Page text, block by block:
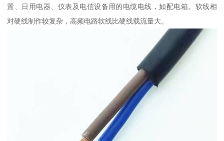
置、日用电器、仪表及电信设备用的电缆电线，如配电箱。软线相
对硬线制作较复杂，高频电路软线比硬线载流量大。